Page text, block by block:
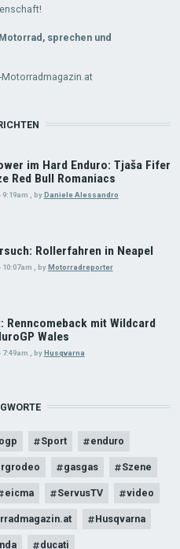
sprechen und
im Hard Enduro: Tjaša Fifer
Red Bull Romaniacs
9:19am byDaniele Alessandro
Rollerfahren in Neapel
10:07am byMotorradreporter
Renncomeback mit Wildcard
Wales
7:49am , by Husqvarna
Sport enduro
gasgas Szene
eicma ServusTV video
Husqvarna
ducati